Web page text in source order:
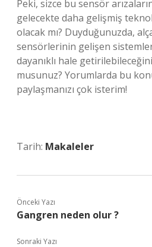
Peki, sizce bu sensör
gelecekte daha gelişmiş
olacak mı? Duyduğunuzda,
sensörlerinin gelişen
dayanıklı hale
musunuz? Yorumlarda bu
paylaşmanızı çok isterim!
Tarih: Makaleler
Önceki Yazı
Gangren neden olur ?
Sonraki Yazı